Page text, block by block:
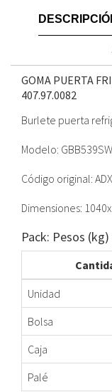
GOMA PUERTA
407.97.0082
Burlete puerta
Modelo:
Código original:
Dimensiones:
Pack: Pesos
Unidad
Bolsa
Caja
Palé